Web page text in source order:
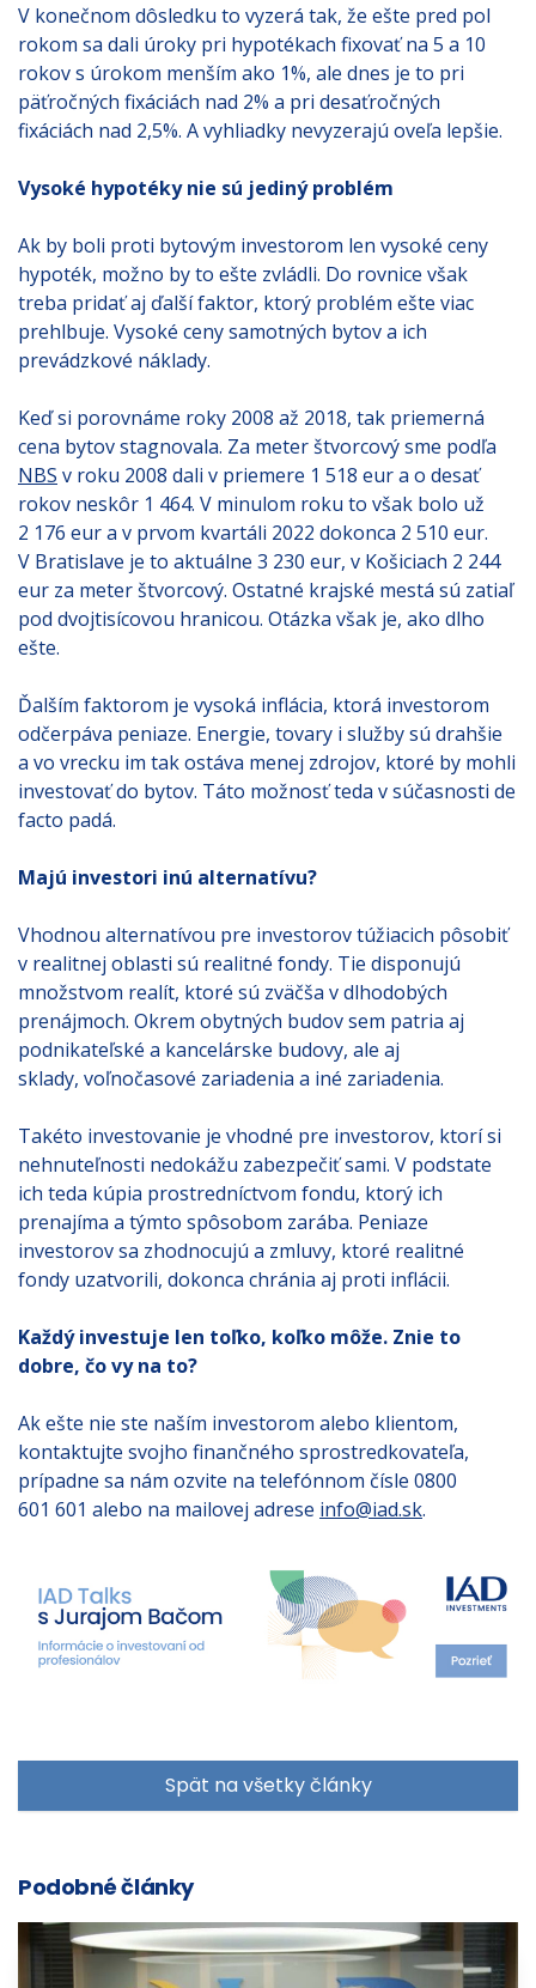
V konečnom dôsledku to vyzerá tak, že ešte pred pol
rokom sa dali úroky pri hypotékach fixovať na 5 a 10
rokov s úrokom menším ako 1%, ale dnes je to pri
päťročných fixáciách nad 2% a pri desaťročných
fixáciách nad 2,5%. A vyhliadky nevyzerajú oveľa lepšie.
Vysoké hypotéky nie sú jediný problém
Ak by boli proti bytovým investorom len vysoké ceny
hypoték, možno by to ešte zvládli. Do rovnice však
treba pridať aj ďalší faktor, ktorý problém ešte viac
prehlbuje. Vysoké ceny samotných bytov a ich
prevádzkové náklady.
Keď si porovnáme roky 2008 až 2018, tak priemerná
cena bytov stagnovala. Za meter štvorcový sme podľa
NBS v roku 2008 dali v priemere 1 518 eur a o desať
rokov neskôr 1 464. V minulom roku to však bolo už
2 176 eur a v prvom kvartáli 2022 dokonca 2 510 eur.
V Bratislave je to aktuálne 3 230 eur, v Košiciach 2 244
eur za meter štvorcový. Ostatné krajské mestá sú zatiaľ
pod dvojtisícovou hranicou. Otázka však je, ako dlho
ešte.
Ďalším faktorom je vysoká inflácia, ktorá investorom
odčerpáva peniaze. Energie, tovary i služby sú drahšie
a vo vrecku im tak ostáva menej zdrojov, ktoré by mohli
investovať do bytov. Táto možnosť teda v súčasnosti de
facto padá.
Majú investori inú alternatívu?
Vhodnou alternatívou pre investorov túžiacich pôsobiť
v realitnej oblasti sú realitné fondy. Tie disponujú
množstvom realít, ktoré sú zväčša v dlhodobých
prenájmoch. Okrem obytných budov sem patria aj
podnikateľské a kancelárske budovy, ale aj
sklady, voľnočasové zariadenia a iné zariadenia.
Takéto investovanie je vhodné pre investorov, ktorí si
nehnuteľnosti nedokážu zabezpečiť sami. V podstate
ich teda kúpia prostredníctvom fondu, ktorý ich
prenajíma a týmto spôsobom zarába. Peniaze
investorov sa zhodnocujú a zmluvy, ktoré realitné
fondy uzatvorili, dokonca chránia aj proti inflácii.
Každý investuje len toľko, koľko môže. Znie to
dobre, čo vy na to?
Ak ešte nie ste naším investorom alebo klientom,
kontaktujte svojho finančného sprostredkovateľa,
prípadne sa nám ozvite na telefónnom čísle 0800
601 601 alebo na mailovej adrese info@iad.sk.
Spät na všetky články
Podobné články